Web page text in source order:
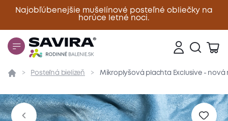
Najobľúbenejšie mušelínové posteľné obliečky na
horúce letné noci.
Zavrieť
Prehľad Parametre Popis produktu
Posteľná bielizeň Mikroplyšová plachta Exclusive - nová